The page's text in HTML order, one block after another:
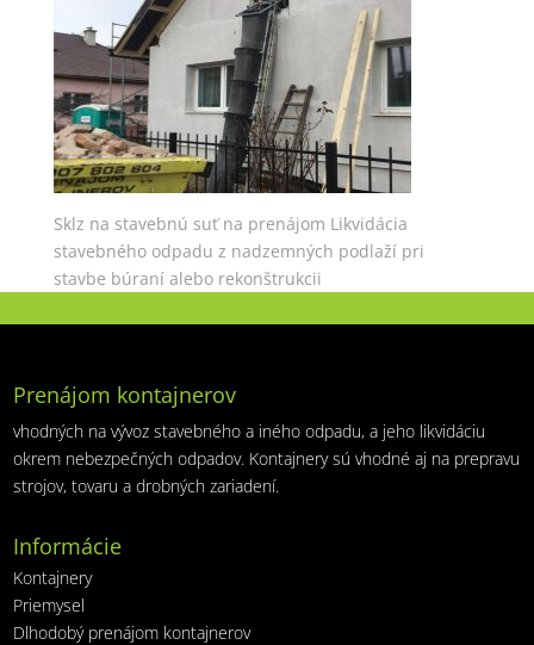
Sklz na stavebnú suť na prenájom Likvidácia
stavebného odpadu z nadzemných podlaží pri
stavbe búraní alebo rekonštrukcii
Prenájom kontajnerov
vhodných na vývoz stavebného a iného odpadu, a jeho likvidáciu
okrem nebezpečných odpadov. Kontajnery sú vhodné aj na prepravu
strojov, tovaru a drobných zariadení.
Informácie
Kontajnery
Priemysel
Dlhodobý prenájom kontajnerov